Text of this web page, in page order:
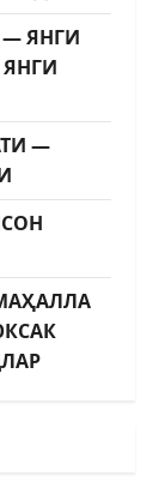
ЯНГИ
—